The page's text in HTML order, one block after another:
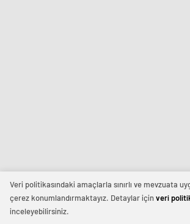
Veri politikasındaki amaçlarla sınırlı ve mevzuata
çerez konumlandırmaktayız. Detaylar içinveri
inceleyebilirsiniz.